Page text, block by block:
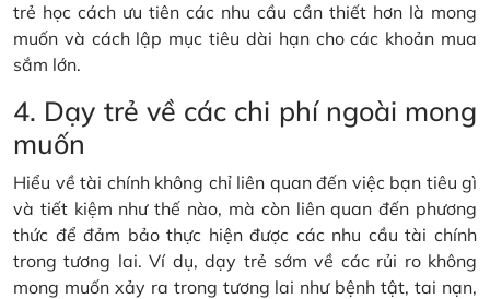
trẻ học cách ưu tiên các nhu cầu cần thiết hơn là mong
muốn và cách lập mục tiêu dài hạn cho các khoản mua
sắm lớn.
4. Dạy trẻ về các chi phí ngoài mong
muốn
Hiểu về tài chính không chỉ liên quan đến việc bạn tiêu gì
và tiết kiệm như thế nào, mà còn liên quan đến phương
thức để đảm bảo thực hiện được các nhu cầu tài chính
trong tương lai. Ví dụ, dạy trẻ sớm về các rủi ro không
mong muốn xảy ra trong tương lai như bệnh tật, tai nạn,